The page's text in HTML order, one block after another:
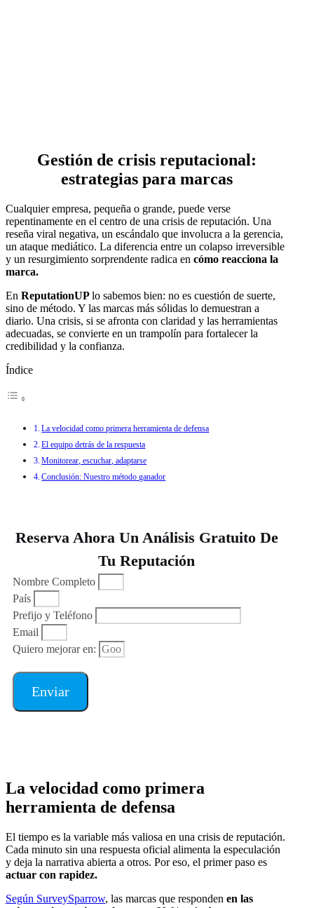
Gestión de crisis reputacional:
estrategias para marcas
Cualquier empresa, pequeña o grande, puede verse
repentinamente en el centro de una crisis de reputación. Una
reseña viral negativa, un escándalo que involucra a la gerencia,
un ataque mediático. La diferencia entre un colapso irreversible
y un resurgimiento sorprendente radica en cómo reacciona la
marca.
En ReputationUPlo sabemos bien: no es cuestión de suerte,
sino de método. Y las marcas más sólidas lo demuestran a
diario. Una crisis, si se afronta con claridad y las herramientas
adecuadas, se convierte en un trampolín para fortalecer la
credibilidad y la confianza.
Índice
La velocidad como primera herramienta de defensa
El equipo detrás de la respuesta
Monitorear, escuchar, adaptarse
Conclusión: Nuestro método ganador
Reserva Ahora Un Análisis Gratuito De
Tu Reputación
Nombre Completo
País
Prefijo y Teléfono
Email
Quiero mejorar en:
Enviar
La velocidad como primera
herramienta de defensa
El tiempo es la variable más valiosa en una crisis de reputación.
Cada minuto sin una respuesta oficial alimenta la especulación
y deja la narrativa abierta a otros. Por eso, el primer paso es
actuar con rapidez.
Según SurveySparrow, las marcas que responden en las